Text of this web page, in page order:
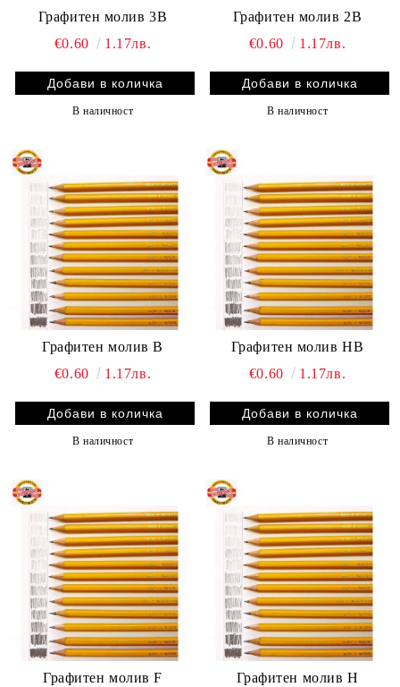
Графитен молив 3B
€0.60
1.17лв.
В наличност
Графитен молив 2B
€0.60
1.17лв.
В наличност
Графитен молив B
€0.60
1.17лв.
В наличност
Графитен молив HB
€0.60
1.17лв.
В наличност
Графитен молив F Графитен молив H